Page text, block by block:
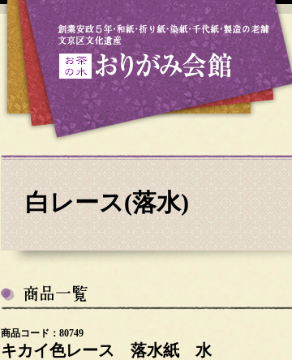
白レース(落水)
商品コード：80749
キカイ色レース 落水紙 水